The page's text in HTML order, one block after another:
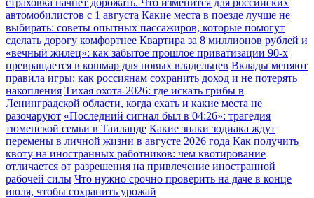
страховка начнёт дорожать. Что изменится для российских
автомобилистов с 1 августа Какие места в поезде лучше не
выбирать: советы опытных пассажиров, которые помогут
сделать дорогу комфортнее Квартира за 8 миллионов рублей и
«вечный жилец»: как забытое прошлое приватизации 90-х
превращается в кошмар для новых владельцев Вклады меняют
правила игры: как россиянам сохранить доход и не потерять
накопления Тихая охота-2026: где искать грибы в
Ленинградской области, когда ехать и какие места не
разочаруют «Последний сигнал был в 04:26»: трагедия
тюменской семьи в Таиланде Какие знаки зодиака ждут
перемены в личной жизни в августе 2026 года Как получить
квоту на иностранных работников: чем квотирование
отличается от разрешения на привлечение иностранной
рабочей силы Что нужно срочно проверить на даче в конце
июля, чтобы сохранить урожай